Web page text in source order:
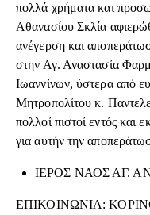
πολλά χρήματα και
Αθανασίου Σκλία
ανέγερση και
στην Αγ. Αναστασία
Ιωαννίνων, ύστερα από
Μητροπολίτου κ.
πολλοί πιστοί εντός και
για αυτήν την
ΙΕΡΟΣ ΝΑΟΣ ΑΓ.
ΕΠΙΚΟΙΝΩΝΙΑ: